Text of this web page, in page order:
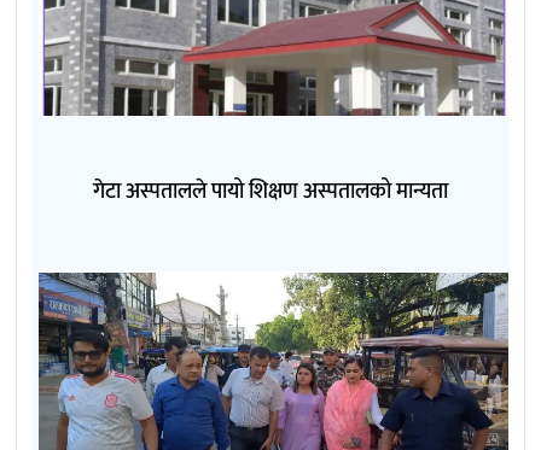
गेटा अस्पतालले पायो शिक्षण अस्पतालको मान्यता